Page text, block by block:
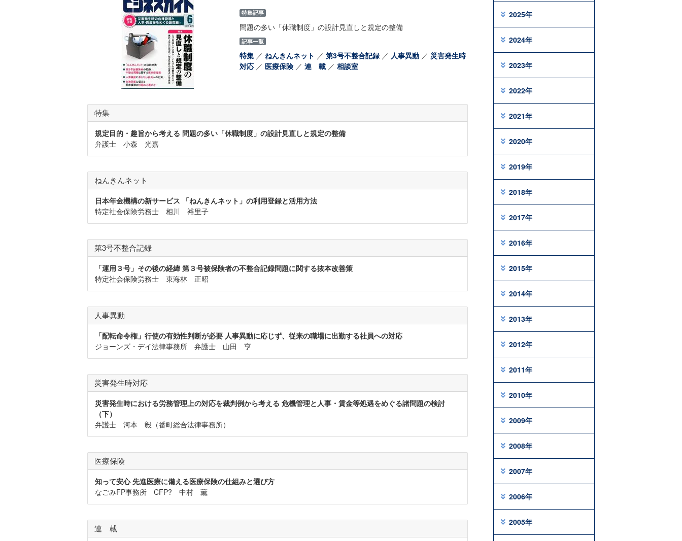
特集記事
問題の多い「休職制度」の設計見直しと規定の整備
記事一覧
特集 ／ ねんきんネット ／ 第3号不整合記録 ／ 人事異動 ／ 災害発生時
対応 ／ 医療保険／ 連 載 ／ 相談室
特集
規定目的・趣旨から考える 問題の多い「休職制度」の設計見直しと規定の整備
弁護士 小森 光嘉
ねんきんネット
日本年金機構の新サービス 「ねんきんネット」の利用登録と活用方法
特定社会保険労務士 相川 裕里子
第3号不整合記録
「運用３号」その後の経緯 第３号被保険者の不整合記録問題に関する抜本改善策
特定社会保険労務士 東海林 正昭
人事異動
「配転命令権」行使の有効性判断が必要 人事異動に応じず、従来の職場に出勤する社員への対応
ジョーンズ・デイ法律事務所 弁護士 山田 亨
災害発生時対応
災害発生時における労務管理上の対応を裁判例から考える 危機管理と人事・賃金等処遇をめぐる諸問題の検討
（下）
弁護士 河本 毅（番町総合法律事務所）
医療保険
知って安心 先進医療に備える医療保険の仕組みと選び方
なごみFP事務所 CFP? 中村 薫
連 載
2025年
2024年
2023年
2022年
2021年
2020年
2019年
2018年
2017年
2016年
2015年
2014年
2013年
2012年
2011年
2010年
2009年
2008年
2007年
2006年
2005年